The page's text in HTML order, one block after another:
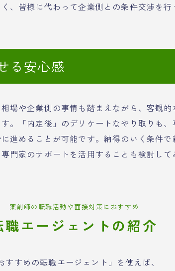
、皆様に代わって企業側との条件交渉を行
る安心感
場や企業側の事情も踏まえながら、客観
。「内定後」のデリケートなやり取りも、
進めることが可能です。納得のいく条件で
門家のサポートを活用することも検討して
薬剤師の転職活動や面接対策におすすめ
職エージェントの紹介
すすめの転職エージェント」を使えば、